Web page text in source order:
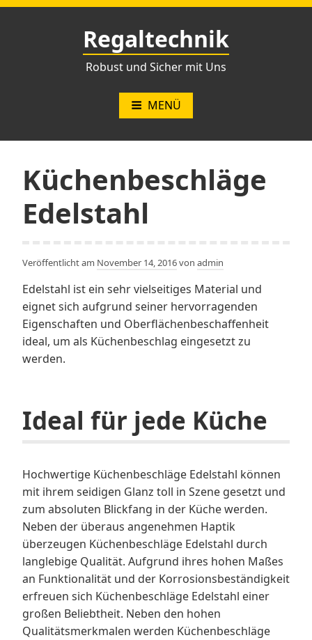
Zum
Regaltechnik
Robust und Sicher mit Uns
MENÜ
Küchenbeschläge
Edelstahl
Veröffentlicht am November 14, 2016von admin
Edelstahl ist ein sehr vielseitiges Material und
eignet sich aufgrund seiner hervorragenden
Eigenschaften und Oberflächenbeschaffenheit
ideal, um als Küchenbeschlag eingesetzt zu
werden.
Ideal für jede Küche
Hochwertige Küchenbeschläge Edelstahl können
mit ihrem seidigen Glanz toll in Szene gesetzt und
zum absoluten Blickfang in der Küche werden.
Neben der überaus angenehmen Haptik
überzeugen Küchenbeschläge Edelstahl durch
langlebige Qualität. Aufgrund ihres hohen Maßes
an Funktionalität und der Korrosionsbeständigkeit
erfreuen sich Küchenbeschläge Edelstahl einer
großen Beliebtheit. Neben den hohen
Qualitätsmerkmalen werden Küchenbeschläge